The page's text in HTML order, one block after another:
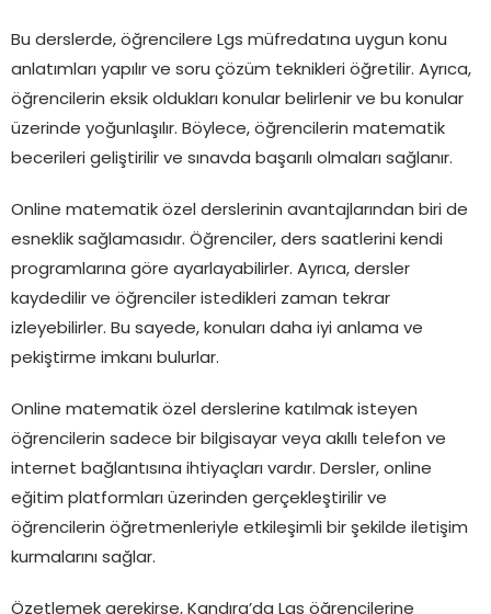
Bu derslerde, öğrencilere Lgs müfredatına uygun konu
anlatımları yapılır ve soru çözüm teknikleri öğretilir. Ayrıca,
öğrencilerin eksik oldukları konular belirlenir ve bu konular
üzerinde yoğunlaşılır. Böylece, öğrencilerin matematik
becerileri geliştirilir ve sınavda başarılı olmaları sağlanır.
Online matematik özel derslerinin avantajlarından biri de
esneklik sağlamasıdır. Öğrenciler, ders saatlerini kendi
programlarına göre ayarlayabilirler. Ayrıca, dersler
kaydedilir ve öğrenciler istedikleri zaman tekrar
izleyebilirler. Bu sayede, konuları daha iyi anlama ve
pekiştirme imkanı bulurlar.
Online matematik özel derslerine katılmak isteyen
öğrencilerin sadece bir bilgisayar veya akıllı telefon ve
internet bağlantısına ihtiyaçları vardır. Dersler, online
eğitim platformları üzerinden gerçekleştirilir ve
öğrencilerin öğretmenleriyle etkileşimli bir şekilde iletişim
kurmalarını sağlar.
Özetlemek gerekirse, Kandıra’da Lgs öğrencilerine